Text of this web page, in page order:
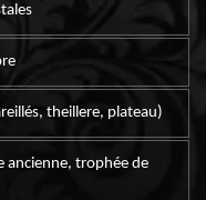
theillere, plateau)
ancienne, trophée de